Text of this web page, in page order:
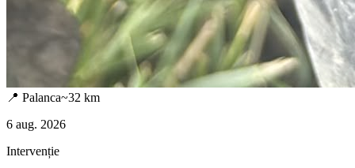
📍 Palanca~32 km
6 aug. 2026
Intervenție